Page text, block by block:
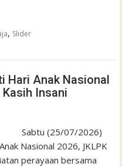
, Slider
Hari Anak Nasional
Insani
Sabtu (25/07/2026)
Nasional 2026, JKLPK
perayaan bersama